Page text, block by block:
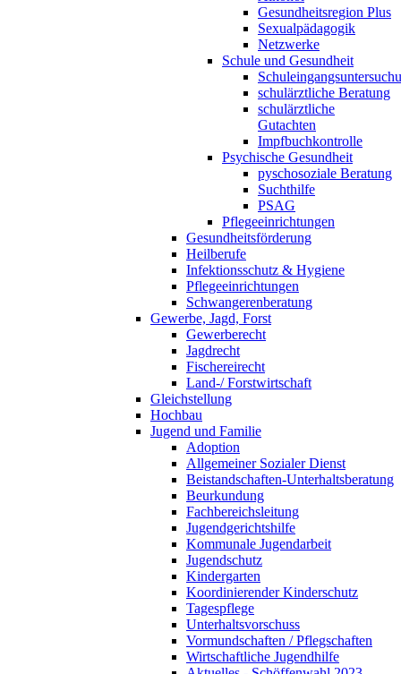
Gesundheitsregion Plus
Sexualpädagogik
Netzwerke
Schule und Gesundheit
schulärztliche Beratung
schulärztliche
Gutachten
Impfbuchkontrolle
Psychische Gesundheit
pyschosoziale Beratung
Suchthilfe
PSAG
Pflegeeinrichtungen
Gesundheitsförderung
Heilberufe
Infektionsschutz & Hygiene
Pflegeeinrichtungen
Schwangerenberatung
Gewerbe, Jagd, Forst
Gewerberecht
Jagdrecht
Fischereirecht
Land-/ Forstwirtschaft
Gleichstellung
Hochbau
Jugend und Familie
Adoption
Allgemeiner Sozialer Dienst
Beistandschaften-Unterhaltsberatung
Beurkundung
Fachbereichsleitung
Jugendgerichtshilfe
Kommunale Jugendarbeit
Jugendschutz
Kindergarten
Koordinierender Kinderschutz
Tagespflege
Unterhaltsvorschuss
Vormundschaften / Pflegschaften
Wirtschaftliche Jugendhilfe